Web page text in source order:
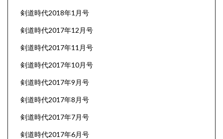
剣道時代2018年1月号
剣道時代2017年12月号
剣道時代2017年11月号
剣道時代2017年10月号
剣道時代2017年9月号
剣道時代2017年8月号
剣道時代2017年7月号
剣道時代2017年6月号